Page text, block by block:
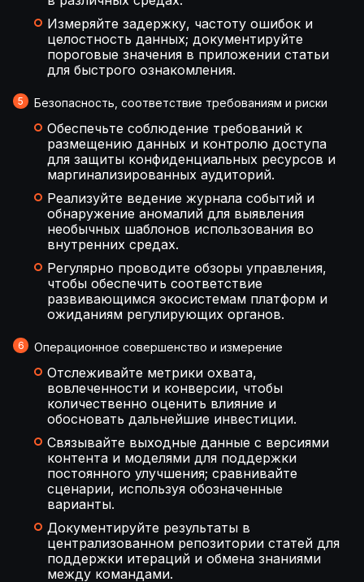
Измеряйте задержку, частоту ошибок и
целостность данных; документируйте
пороговые значения в приложении статьи
для быстрого ознакомления.
Безопасность, соответствие требованиям и риски
Обеспечьте соблюдение требований к
размещению данных и контролю доступа
для защиты конфиденциальных ресурсов и
маргинализированных аудиторий.
Реализуйте ведение журнала событий и
обнаружение аномалий для выявления
необычных шаблонов использования во
внутренних средах.
Регулярно проводите обзоры управления,
чтобы обеспечить соответствие
развивающимся экосистемам платформ и
ожиданиям регулирующих органов.
Операционное совершенство и измерение
Отслеживайте метрики охвата,
вовлеченности и конверсии, чтобы
количественно оценить влияние и
обосновать дальнейшие инвестиции.
Связывайте выходные данные с версиями
контента и моделями для поддержки
постоянного улучшения; сравнивайте
сценарии, используя обозначенные
варианты.
Документируйте результаты в
централизованном репозитории статей для
поддержки итераций и обмена знаниями
между командами.